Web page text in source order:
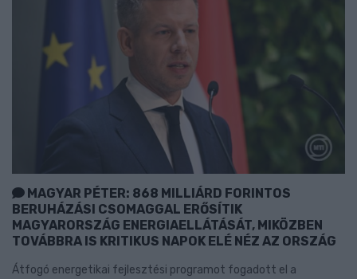
MAGYAR PÉTER: 868 MILLIÁRD FORINTOS
BERUHÁZÁSI CSOMAGGAL ERŐSÍTIK
MAGYARORSZÁG ENERGIAELLÁTÁSÁT, MIKÖZBEN
TOVÁBBRA IS KRITIKUS NAPOK ELÉ NÉZ AZ ORSZÁG
Átfogó energetikai fejlesztési programot fogadott el a